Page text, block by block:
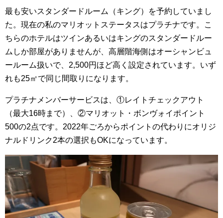
最も安いスタンダードルーム（キング）を予約していまし
た。現在の私のマリオットステータスはプラチナです。
こ
ちらのホテルはツインあるいはキングのスタンダードルー
ムしか部屋がありませんが、高層階海側はオーシャンビュ
ールーム扱いで、2,500円ほど高く設定されています。いず
れも25㎡で同じ間取りになります。
プラチナメンバーサービスは、①レイトチェックアウト
（最大16時まで）、②マリオット・ボンヴォイポイント
500の2点です。2022年ごろからポイントの代わりにオリジ
ナルドリンク2本の選択もOKになっています。